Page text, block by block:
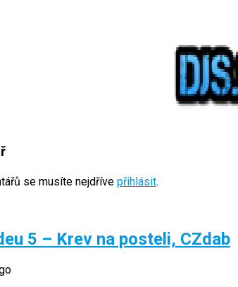
se musíte nejdříve přihlásit.
5 – Krev na posteli, CZdab